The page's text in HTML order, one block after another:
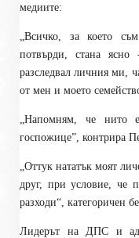
медиите:
„Всичко, за което
потвърди, стана
разследвал личния ми,
от мен и моето
„Напомням, че нито
госпожице”, контрира
„Оттук нататък моят
друг, при условие, че
разходи“, категоричен
Лидерът на ДПС и